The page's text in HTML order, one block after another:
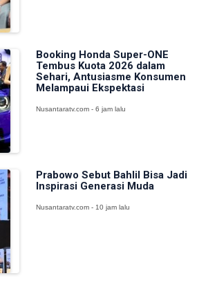
Booking Honda Super-ONE
Tembus Kuota 2026 dalam
Sehari, Antusiasme Konsumen
Melampaui Ekspektasi
Nusantaratv.com - 6 jam lalu
Prabowo Sebut Bahlil Bisa Jadi
Inspirasi Generasi Muda
Nusantaratv.com - 10 jam lalu